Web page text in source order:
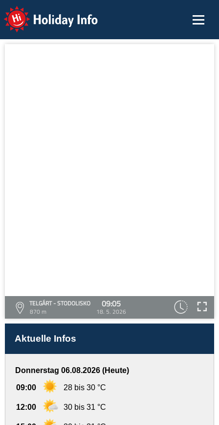
Holiday Info
TELGÁRT - STODOLISKO
870 m
09:05
18. 5. 2026
Aktuelle Infos
Donnerstag 06.08.2026 (Heute)
09:00 28 bis 30 °C
12:00 30 bis 31 °C